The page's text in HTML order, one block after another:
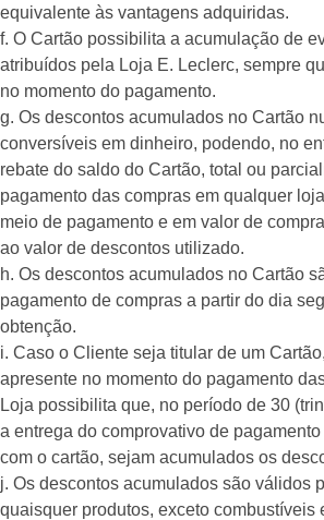
equivalente às vantagens adquiridas.
f. O Cartão possibilita a acumulação de
atribuídos pela Loja E. Leclerc, sempre
no momento do pagamento.
g. Os descontos acumulados no Cartão
conversíveis em dinheiro, podendo, no
rebate do saldo do Cartão, total ou
pagamento das compras em qualquer
meio de pagamento e em valor de
ao valor de descontos utilizado.
h. Os descontos acumulados no Cartão
pagamento de compras a partir do dia
obtenção.
i. Caso o Cliente seja titular de um
apresente no momento do pagamento
Loja possibilita que, no período de 30
a entrega do comprovativo de
com o cartão, sejam acumulados os
j. Os descontos acumulados são válidos
quaisquer produtos, exceto combustíveis